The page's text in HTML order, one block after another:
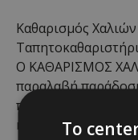
Καθαρισμός
Ο ΚΑΘΑΡΙΣΜΟΣ
παραλαβή
περιοχές Αθηνών
κάθε εβδομάδα.
To